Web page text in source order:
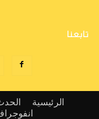
تابعنا
الرئيسية